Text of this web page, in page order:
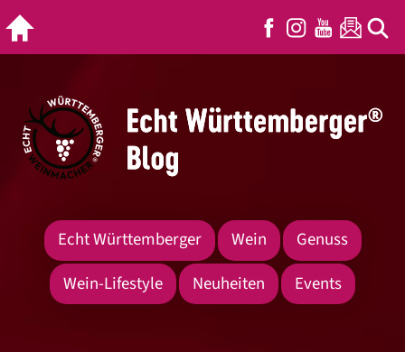
Echt Württemberger Wein
Genuss
Wein-Lifestyle
Neuheiten Events